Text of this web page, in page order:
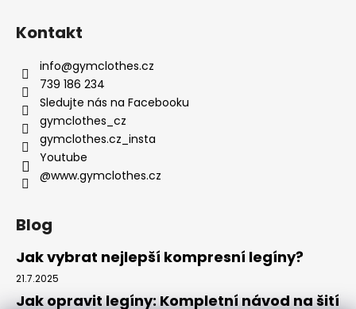
Kontakt
info@gymclothes.cz
739 186 234
Sledujte nás na Facebooku
gymclothes_cz
gymclothes.cz_insta
Youtube
@www.gymclothes.cz
Blog
Jak vybrat nejlepší kompresní legíny?
21.7.2025
Jak opravit legíny: Kompletní návod na šití